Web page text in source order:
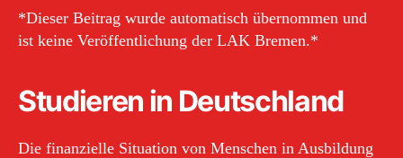
*Dieser Beitrag wurde automatisch übernommen und
ist keine Veröffentlichung der LAK Bremen.*
Studieren in Deutschland
Die finanzielle Situation von Menschen in Ausbildung